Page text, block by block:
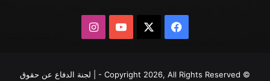
فيسبوك يوتيوبانستقرام
© Copyright 2026, All Rights Reserved - | لجنة الدفاع عن حقوق